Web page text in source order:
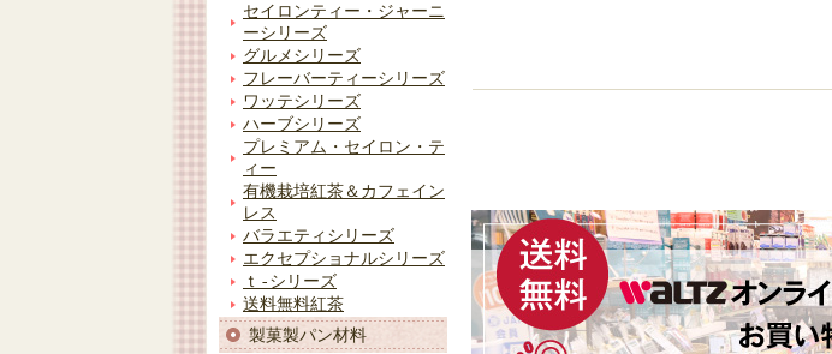
セイロンティー・ジャーニ
ーシリーズ
グルメシリーズ
フレーバーティーシリーズ
ワッテシリーズ
ハーブシリーズ
プレミアム・セイロン・テ
ィー
有機栽培紅茶＆カフェイン
レス
バラエティシリーズ
エクセプショナルシリーズ
ｔ-シリーズ
送料無料紅茶
製菓製パン材料